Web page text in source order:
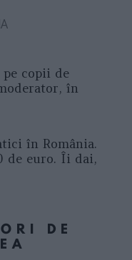
pe copii de
în
în România.
de euro. Îi dai,
DE